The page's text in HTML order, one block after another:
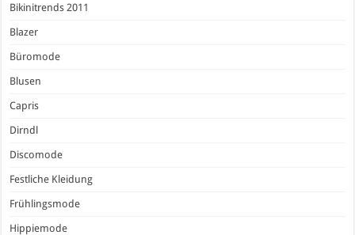
Bikinitrends 2011
Blazer
Büromode
Blusen
Capris
Dirndl
Discomode
Festliche Kleidung
Frühlingsmode
Hippiemode